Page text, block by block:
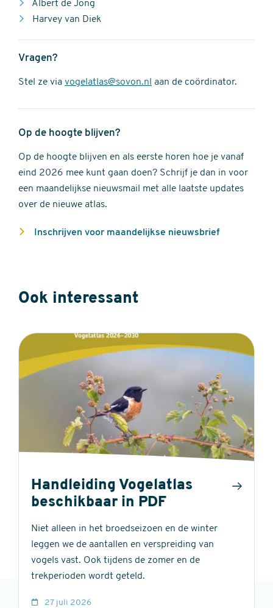
Albert de Jong
Harvey van Diek
Vragen?
Stel ze via vogelatlas@sovon.nl aan de coördinator.
Op de hoogte blijven?
Op de hoogte blijven en als eerste horen hoe je vanaf
eind 2026 mee kunt gaan doen? Schrijf je dan in voor
een maandelijkse nieuwsmail met alle laatste updates
over de nieuwe atlas.
Inschrijven voor maandelijkse nieuwsbrief
Ook interessant
Handleiding Vogelatlas
beschikbaar in PDF
Niet alleen in het broedseizoen en de winter
leggen we de aantallen en verspreiding van
vogels vast. Ook tijdens de zomer en de
trekperioden wordt geteld.
27 juli 2026